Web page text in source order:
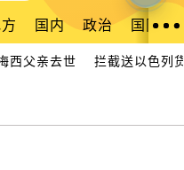
国内 政治 国际
亲去世 拦截送以色列货